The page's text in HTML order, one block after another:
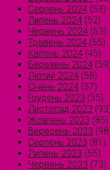
Серпень 2024 (53)
Липень 2024 (52)
Червень 2024 (63)
Травень 2024 (55)
Квітень 2024 (45)
Березень 2024 (59)
Лютий 2024 (58)
Січень 2024 (57)
Грудень 2023 (55)
Листопад 2023 (93)
Жовтень 2023 (85)
Вересень 2023
Серпень 2023 (81)
Липень 2023 (55)
Червень 2023 (73)